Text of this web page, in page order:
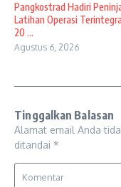
Pangkostrad Hadiri
Latihan Operasi
20 ...
Agustus 6, 2026
Tinggalkan Balasan
Alamat email Anda
ditandai *